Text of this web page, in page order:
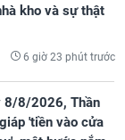
kho và sự thật
6 giờ 23 phút trước
8/8/2026, Thần
'tiền vào cửa